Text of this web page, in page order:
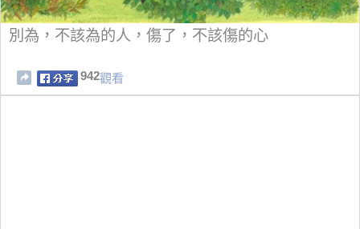
別為，不該為的人，傷了，不該傷的心
942觀看